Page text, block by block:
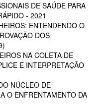
DE SAÚDE PARA
- 2021
ENTENDENDO O
DOS
NA COLETA DE
E INTERPRETAÇÃO
NÚCLEO DE
O ENFRENTAMENTO DA